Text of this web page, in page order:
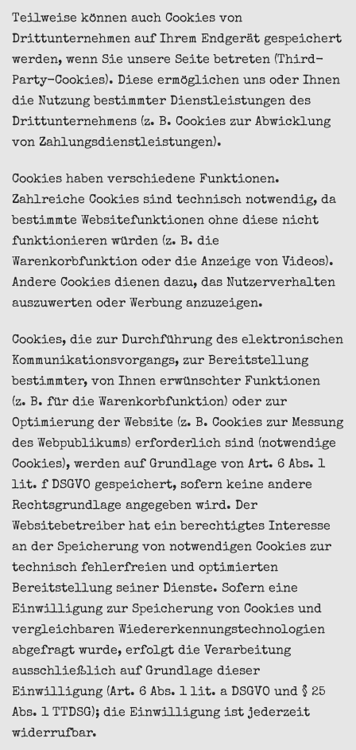
Teilweise können auch Cookies von
Drittunternehmen auf Ihrem Endgerät gespeichert
werden, wenn Sie unsere Seite betreten (Third-
Party-Cookies). Diese ermöglichen uns oder Ihnen
die Nutzung bestimmter Dienstleistungen des
Drittunternehmens (z. B. Cookies zur Abwicklung
von Zahlungsdienstleistungen).
Cookies haben verschiedene Funktionen.
Zahlreiche Cookies sind technisch notwendig, da
bestimmte Websitefunktionen ohne diese nicht
funktionieren würden (z. B. die
Warenkorbfunktion oder die Anzeige von Videos).
Andere Cookies dienen dazu, das Nutzerverhalten
auszuwerten oder Werbung anzuzeigen.
Cookies, die zur Durchführung des elektronischen
Kommunikationsvorgangs, zur Bereitstellung
bestimmter, von Ihnen erwünschter Funktionen
(z. B. für die Warenkorbfunktion) oder zur
Optimierung der Website (z. B. Cookies zur Messung
des Webpublikums) erforderlich sind (notwendige
Cookies), werden auf Grundlage von Art. 6 Abs. 1
lit. f DSGVO gespeichert, sofern keine andere
Rechtsgrundlage angegeben wird. Der
Websitebetreiber hat ein berechtigtes Interesse
an der Speicherung von notwendigen Cookies zur
technisch fehlerfreien und optimierten
Bereitstellung seiner Dienste. Sofern eine
Einwilligung zur Speicherung von Cookies und
vergleichbaren Wiedererkennungstechnologien
abgefragt wurde, erfolgt die Verarbeitung
ausschließlich auf Grundlage dieser
Einwilligung (Art. 6 Abs. 1 lit. a DSGVO und § 25
Abs. 1 TTDSG); die Einwilligung ist jederzeit
widerrufbar.